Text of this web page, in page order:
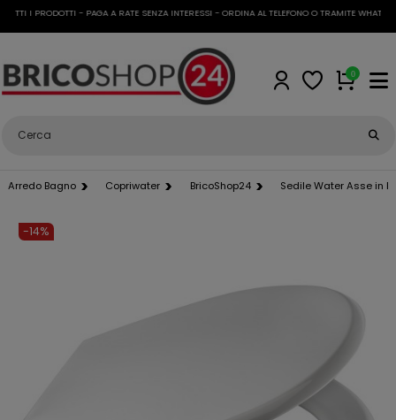
I PRODOTTI - PAGA A RATE SENZA INTERESSI - ORDINA AL TELEFONO O TRAMITE WHATSAPP
0
Arredo Bagno Copriwater BricoShop24 Sedile Water Asse in
-14%